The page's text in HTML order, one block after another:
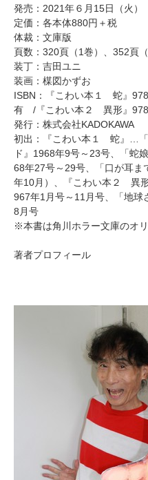
発売：2021年６月15日（火
定価：各本体880円＋税
体裁：文庫版
頁数：320頁（1巻）、352頁（
装丁：吉田ユニ
装画：楳図かずお
ISBN：『こわい本１ 蛇』
有 /『こわい本２ 異形』
発行：株式会社KADOKAWA
初出：『こわい本１ 蛇』…「
ド』1968年9号～23号、「蛇
68年27号～29号、「口が耳ま
年10月）、『こわい本２ 異
967年1月号～11月号、「地球
8月号
※本書は角川ホラー文庫のオリ
著者プロフィール